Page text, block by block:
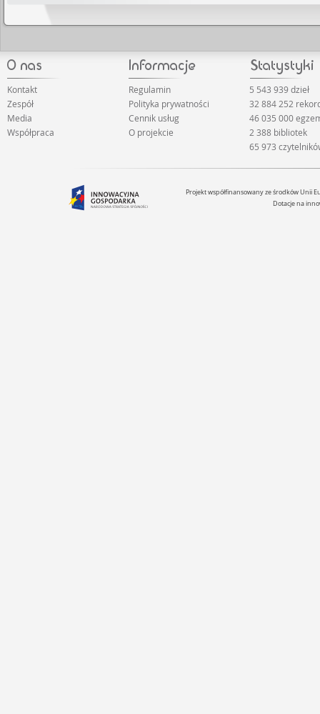
Kontakt
Zespół
Media
Współpraca
Regulamin
Polityka prywatności
Cennik usług
O projekcie
5 543 939 dzieł
32 884 252
46 035 000
2 388 bibliotek
65 973
Projekt współfinansowany ze środków Unii
Dotacje na